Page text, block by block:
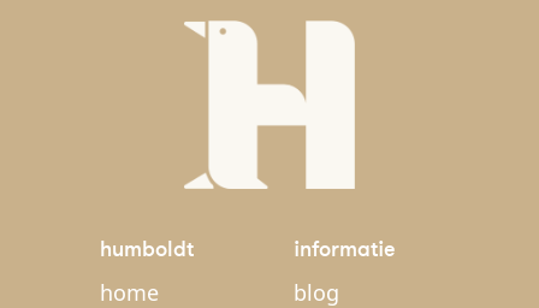
humboldt
home
informatie
blog